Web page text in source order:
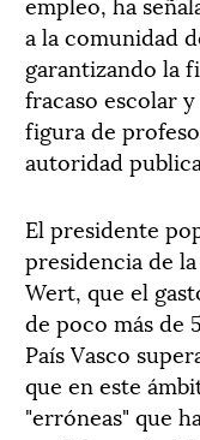
a la comunidad
garantizando la
fracaso escolar
figura de
autoridad
El presidente
presidencia de
Wert, que el
de poco más de
País Vasco
que en este
"erróneas" que